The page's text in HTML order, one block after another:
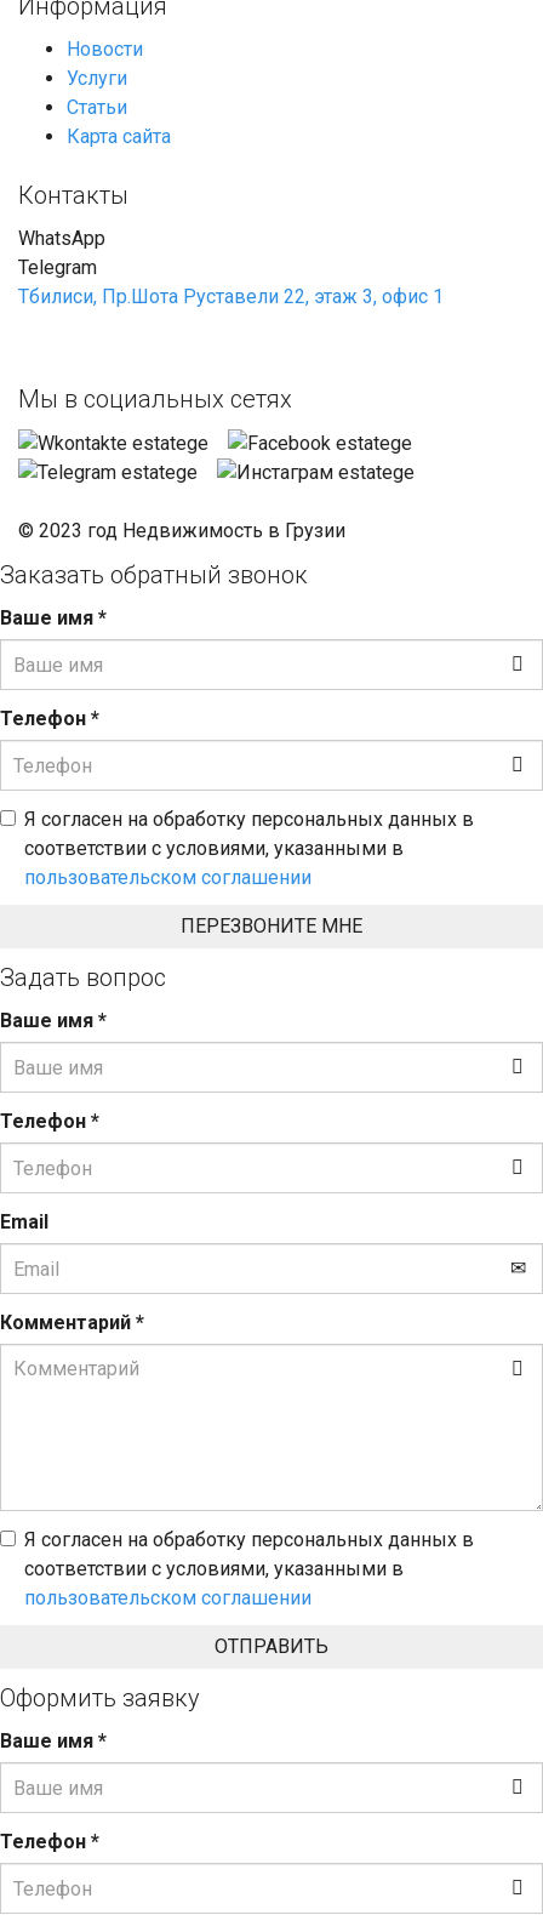
Информация
Новости
Услуги
Статьи
Карта сайта
Контакты
WhatsApp
Telegram
Тбилиси, Пр.Шота Руставели 22, этаж 3, офис 1
Мы в социальных сетях
© 2023 год Недвижимость в Грузии
Заказать обратный звонок
Ваше имя *
Телефон *
Я согласен на обработку персональных данных в
соответствии с условиями, указанными в
пользовательском соглашении
Задать вопрос
Ваше имя *
Телефон *
Email
Комментарий *
Я согласен на обработку персональных данных в
соответствии с условиями, указанными в
пользовательском соглашении
Оформить заявку
Ваше имя *
Телефон *